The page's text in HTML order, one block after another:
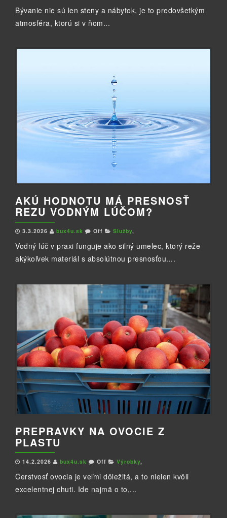
Bývanie nie sú len steny a nábytok, je to predovšetkým
atmosféra, ktorú si v ňom...
AKÚ HODNOTU MÁ PRESNOSŤ
REZU VODNÝM LÚČOM?
3.3.2026 bux4u.sk Off Služby,
Vodný lúč v praxi funguje ako silný umelec, ktorý reže
akýkoľvek materiál s absolútnou presnosťou....
PREPRAVKY NA OVOCIE Z
PLASTU
14.2.2026 bux4u.sk Off Výrobky,
Čerstvosť ovocia je veľmi dôležitá, a to nielen kvôli
excelentnej chuti. Ide najmä o to,...